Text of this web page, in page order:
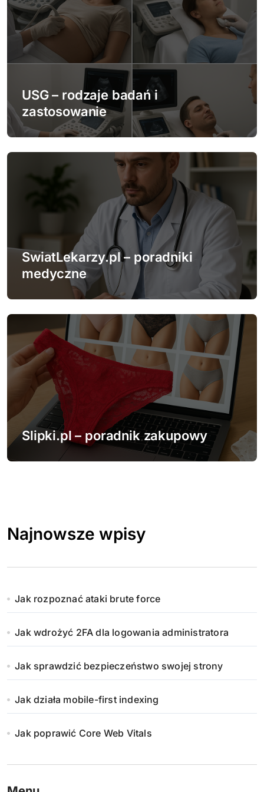
j
a
i
s
u
USG – rodzaje badań i
zastosowanie
SwiatLekarzy.pl – poradniki
medyczne
Slipki.pl – poradnik zakupowy
Najnowsze wpisy
Jak rozpoznać ataki brute force
Jak wdrożyć 2FA dla logowania administratora
Jak sprawdzić bezpieczeństwo swojej strony
Jak działa mobile-first indexing
Jak poprawić Core Web Vitals